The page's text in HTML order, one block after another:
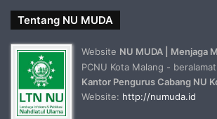
Tentang NU MUDA
Website NU MUDA | Menjaga
PCNU Kota Malang -
Kantor Pengurus Cabang NU
Website: http://numuda.id